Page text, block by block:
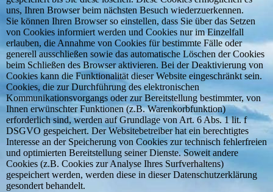
uns, Ihren Browser beim nächsten Besuch wiederzuerkennen.
Sie können Ihren Browser so einstellen, dass Sie über das Setzen
von Cookies informiert werden und Cookies nur im Einzelfall
erlauben, die Annahme von Cookies für bestimmte Fälle oder
generell ausschließen sowie das automatische Löschen der Cookies
beim Schließen des Browser aktivieren. Bei der Deaktivierung von
Cookies kann die Funktionalität dieser Website eingeschränkt sein.
Cookies, die zur Durchführung des elektronischen
Kommunikationsvorgangs oder zur Bereitstellung bestimmter, von
Ihnen erwünschter Funktionen (z.B. Warenkorbfunktion)
erforderlich sind, werden auf Grundlage von Art. 6 Abs. 1 lit. f
DSGVO gespeichert. Der Websitebetreiber hat ein berechtigtes
Interesse an der Speicherung von Cookies zur technisch fehlerfreien
und optimierten Bereitstellung seiner Dienste. Soweit andere
Cookies (z.B. Cookies zur Analyse Ihres Surfverhaltens)
gespeichert werden, werden diese in dieser Datenschutzerklärung
gesondert behandelt.